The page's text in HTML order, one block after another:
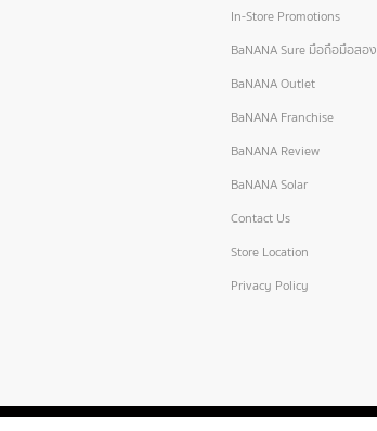
In-Store Promotions
BaNANA Sure มือถือมือสอง
BaNANA Outlet
BaNANA Franchise
BaNANA Review
BaNANA Solar
Contact Us
Store Location
Privacy Policy